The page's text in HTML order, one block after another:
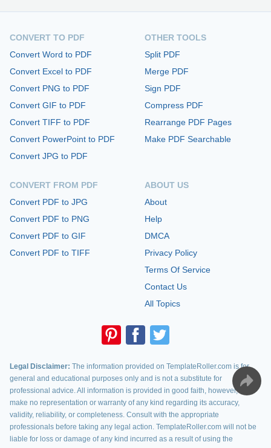
CONVERT TO PDF
Convert Word to PDF
Convert Excel to PDF
Convert PNG to PDF
Convert GIF to PDF
Convert TIFF to PDF
Convert PowerPoint to PDF
Convert JPG to PDF
CONVERT FROM PDF
Convert PDF to JPG
Convert PDF to PNG
Convert PDF to GIF
Convert PDF to TIFF
OTHER TOOLS
Split PDF
Merge PDF
Sign PDF
Compress PDF
Rearrange PDF Pages
Make PDF Searchable
ABOUT US
About
Help
DMCA
Privacy Policy
Terms Of Service
Contact Us
All Topics
Legal Disclaimer: The information provided on TemplateRoller.com is for
general and educational purposes only and is not a substitute for
professional advice. All information is provided in good faith, however, we
make no representation or warranty of any kind regarding its accuracy,
validity, reliability, or completeness. Consult with the appropriate
professionals before taking any legal action. TemplateRoller.com will not be
liable for loss or damage of any kind incurred as a result of using the